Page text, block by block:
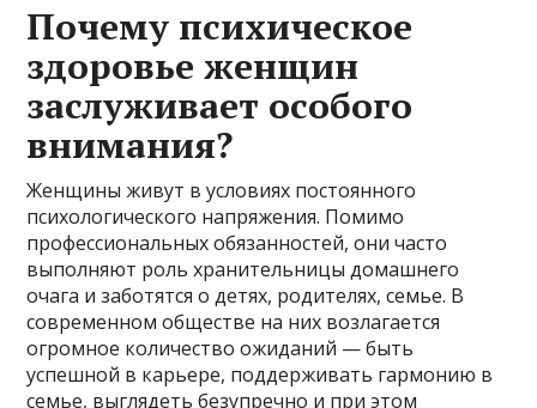
Почему психическое
здоровье женщин
заслуживает особого
внимания?
Женщины живут в условиях постоянного
психологического напряжения. Помимо
профессиональных обязанностей, они часто
выполняют роль хранительницы домашнего
очага и заботятся о детях, родителях, семье. В
современном обществе на них возлагается
огромное количество ожиданий — быть
успешной в карьере, поддерживать гармонию в
семье, выглядеть безупречно и при этом